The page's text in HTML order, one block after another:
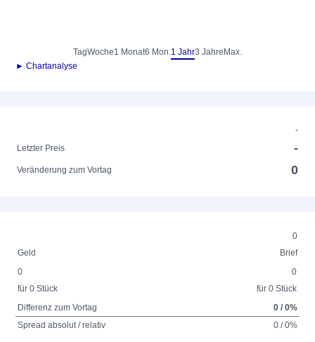
TagWoche1 Monat6 Mon.1 Jahr3 Jahre Max.
► Chartanalyse
-
Letzter Preis
-
Veränderung zum Vortag 0
0
Geld
Brief
0
für 0 Stück
0
für 0 Stück
Differenz zum Vortag
0 / 0%
Spread absolut / relativ
0 / 0%